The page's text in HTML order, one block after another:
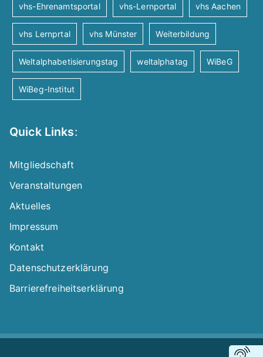
vhs-Ehrenamtsportal vhs-Lernportal vhs Aachen
vhs Lernprtal vhs Münster Weiterbildung
Weltalphabetisierungstag weltalphatag WiBeG
WiBeg-Institut
Quick Links:
Mitgliedschaft
Veranstaltungen
Aktuelles
Impressum
Kontakt
Datenschutzerklärung
Barrierefreiheitserklärung